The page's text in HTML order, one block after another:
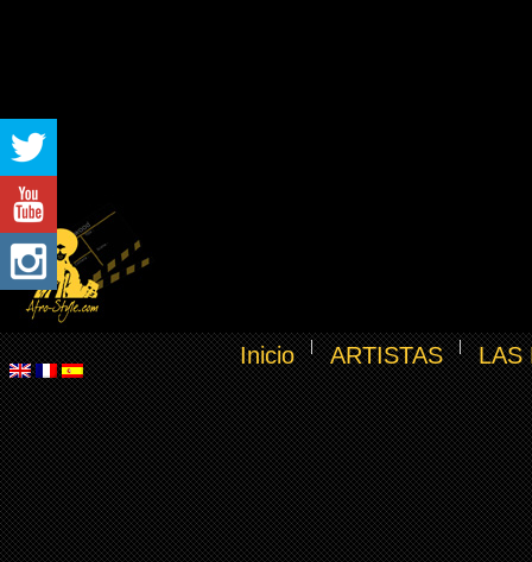
Inicio ARTISTAS LAS